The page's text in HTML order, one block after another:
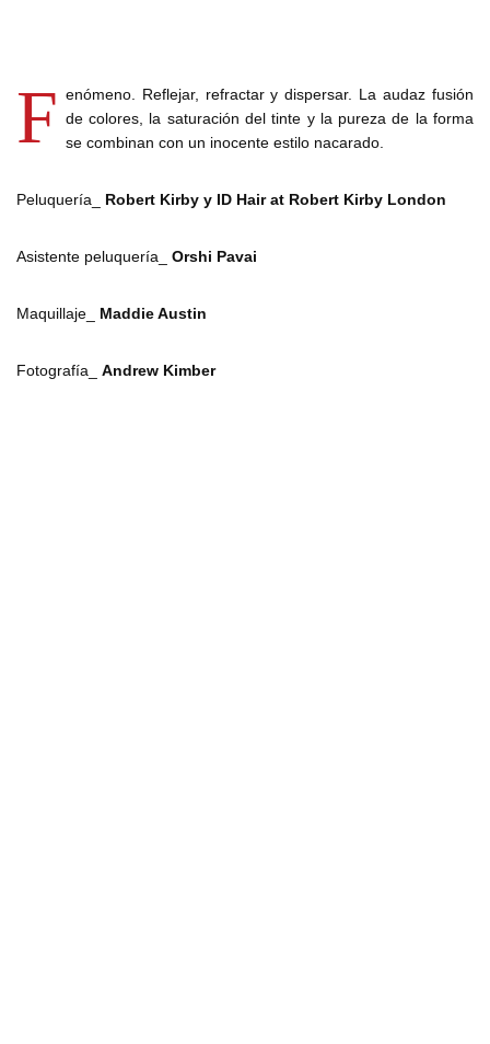
F enómeno. Reflejar, refractar y dispersar. La audaz fusión
de colores, la saturación del tinte y la pureza de la forma
se combinan con un inocente estilo nacarado.
Peluquería_ Robert Kirby y ID Hair at Robert Kirby London
Asistente peluquería_ Orshi Pavai
Maquillaje_ Maddie Austin
Fotografía_ Andrew Kimber